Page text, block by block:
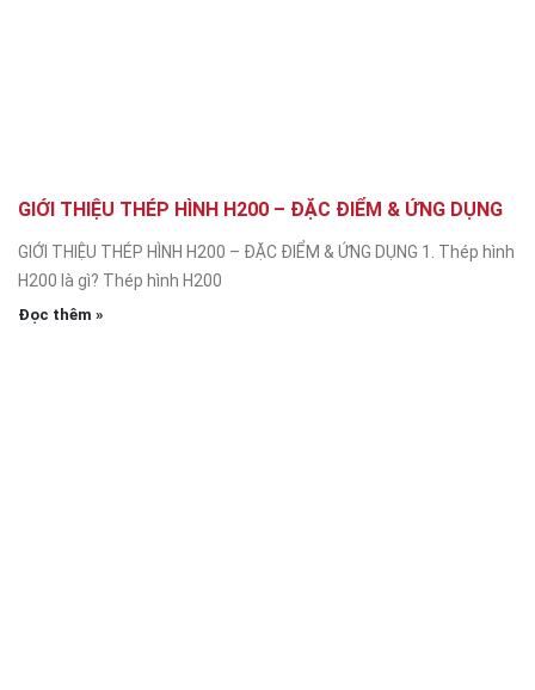
GIỚI THIỆU THÉP HÌNH H200 – ĐẶC ĐIỂM & ỨNG DỤNG
GIỚI THIỆU THÉP HÌNH H200 – ĐẶC ĐIỂM & ỨNG DỤNG 1. Thép hình
H200 là gì? Thép hình H200
Đọc thêm »